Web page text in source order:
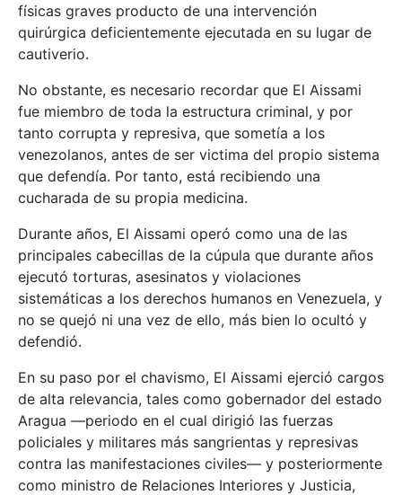
físicas graves producto de una intervención
quirúrgica deficientemente ejecutada en su lugar de
cautiverio.
No obstante, es necesario recordar que El Aissami
fue miembro de toda la estructura criminal, y por
tanto corrupta y represiva, que sometía a los
venezolanos, antes de ser victima del propio sistema
que defendía. Por tanto, está recibiendo una
cucharada de su propia medicina.
Durante años, El Aissami operó como una de las
principales cabecillas de la cúpula que durante años
ejecutó torturas, asesinatos y violaciones
sistemáticas a los derechos humanos en Venezuela, y
no se quejó ni una vez de ello, más bien lo ocultó y
defendió.
En su paso por el chavismo, El Aissami ejerció cargos
de alta relevancia, tales como gobernador del estado
Aragua —periodo en el cual dirigió las fuerzas
policiales y militares más sangrientas y represivas
contra las manifestaciones civiles— y posteriormente
como ministro de Relaciones Interiores y Justicia,